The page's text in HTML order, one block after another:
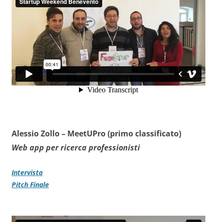
Alessio Zollo – MeetUPro (primo classificato)
Web app per ricerca professionisti
Intervista
Pitch Finale